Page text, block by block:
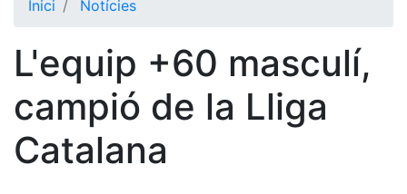
Inici Notícies
L'equip +60 masculí,
campió de la Lliga
Catalana